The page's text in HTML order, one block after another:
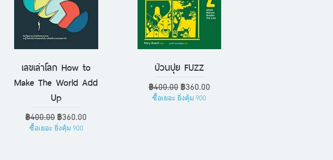
ดูข้อมูลด่วน
เลขเล่าโลก How to
Make The World Add
Up
ราคาปกติ
฿400.00 ราคาขายลด
฿360.00
ซื้อเยอะ ยิ่งคุ้ม 900
ดูข้อมูลด่วน
ป่วนปุย FUZZ
ราคาปกติ
฿400.00 ราคาขายลด
฿360.00
ซื้อเยอะ ยิ่งคุ้ม 900